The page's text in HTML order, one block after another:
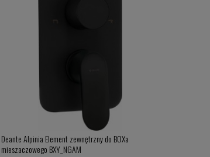
Deante Alpinia Element zewnętrzny do BOXa
mieszaczowego BXY_NGAM